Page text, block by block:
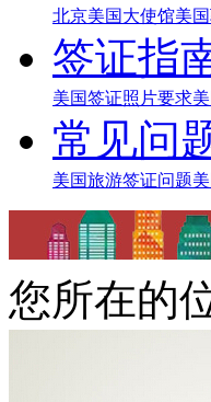
北京美国大使馆美
签证指
美国签证照片要求
常见问
美国旅游签证问题
您所在的